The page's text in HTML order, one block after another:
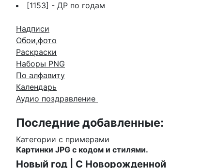
[1153] - ДР по годам
Надписи
Обои,фото
Раскраски
Наборы PNG
По алфавиту
Календарь
Аудио поздравление
Последние добавленные:
Категории с примерами
Картинки JPG с кодом и стилями.
Новый год
С Новорожденной